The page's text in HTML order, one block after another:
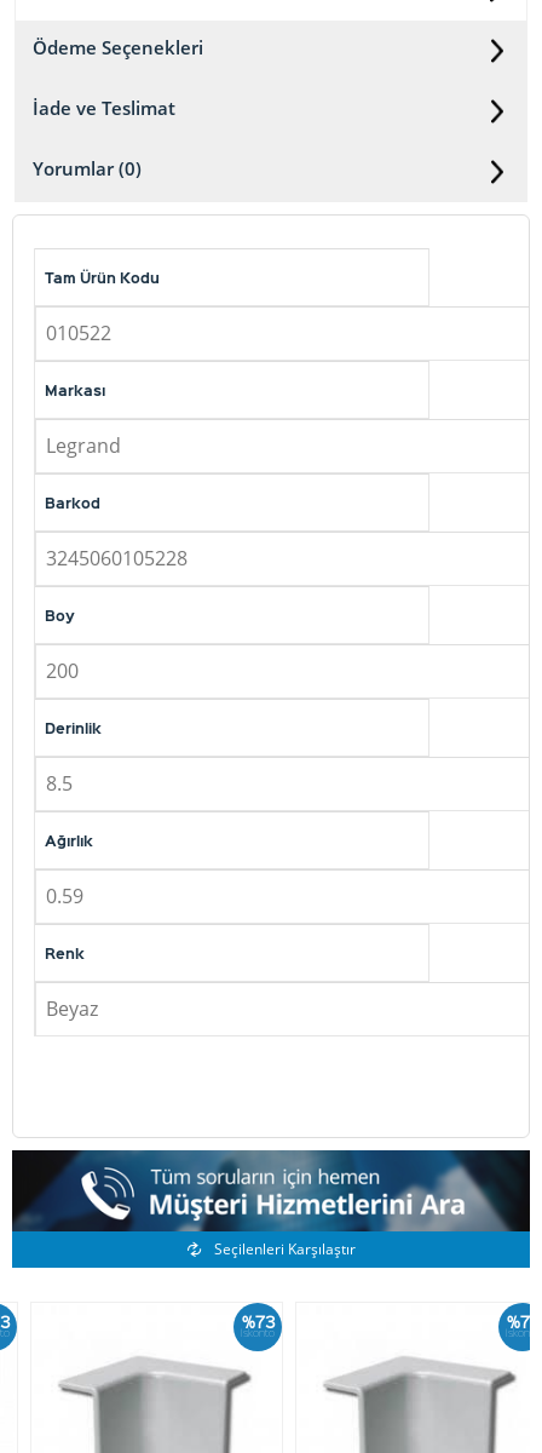
Ödeme Seçenekleri
İade ve Teslimat
Yorumlar (0)
Tam Ürün Kodu
010522
Markası
Legrand
Barkod
3245060105228
Boy
200
Derinlik
8.5
Ağırlık
0.59
Renk
Beyaz
Benzer Ürünler
Seçilenleri Karşılaştır
%73
İskonto %73
İskonto